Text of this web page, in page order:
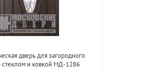
дверь для загородного
стеклом и ковкой МД-1286